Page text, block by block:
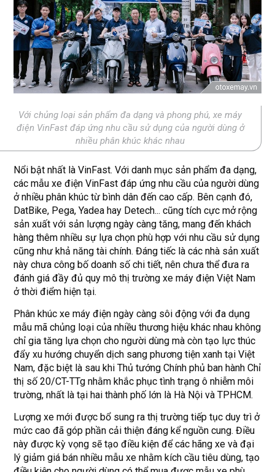
Với chủng loại sản phẩm đa dạng và phong phú, xe máy
điện VinFast đáp ứng nhu cầu sử dụng của người dùng ở
nhiều phân khúc khác nhau
Nổi bật nhất là VinFast. Với danh mục sản phẩm đa dạng,
các mẫu xe điện VinFast đáp ứng nhu cầu của người dùng
ở nhiều phân khúc từ bình dân đến cao cấp. Bên cạnh đó,
DatBike, Pega, Yadea hay Detech... cũng tích cực mở rộng
sản xuất với sản lượng ngày càng tăng, mang đến khách
hàng thêm nhiều sự lựa chọn phù hợp với nhu cầu sử dụng
cũng như khả năng tài chính. Đáng tiếc là các nhà sản xuất
này chưa công bố doanh số chi tiết, nên chưa thể đưa ra
đánh giá đầy đủ quy mô thị trường xe máy điện Việt Nam
ở thời điểm hiện tại.
Phân khúc xe máy điện ngày càng sôi động với đa dụng
mẫu mã chủng loại của nhiều thương hiệu khác nhau không
chỉ gia tăng lựa chọn cho người dùng mà còn tạo lực thúc
đẩy xu hướng chuyển dịch sang phương tiện xanh tại Việt
Nam, đặc biệt là sau khi Thủ tướng Chính phủ ban hành Chỉ
thị số 20/CT-TTg nhằm khắc phục tình trạng ô nhiễm môi
trường, nhất là tại hai thành phố lớn là Hà Nội và TPHCM.
Lượng xe mới được bổ sung ra thị trường tiếp tục duy trì ở
mức cao đã góp phần cải thiện đáng kể nguồn cung. Điều
này được kỳ vọng sẽ tạo điều kiện để các hãng xe và đại
lý giảm giá bán nhiều mẫu xe nhằm kích cầu tiêu dùng, tạo